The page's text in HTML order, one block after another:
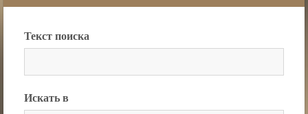
Текст поиска
Искать в